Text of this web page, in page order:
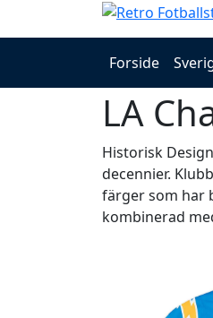
Forside
LA
Historisk
decennier.
färger som har
kombinerad